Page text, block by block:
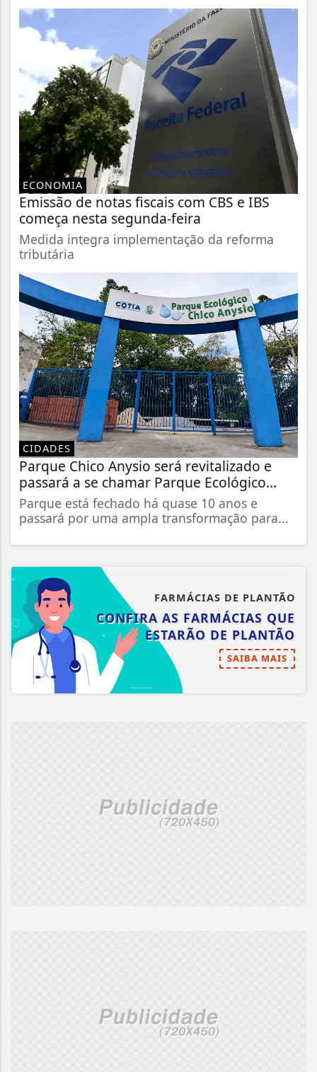
ECONOMIA
Emissão de notas fiscais com CBS e IBS
começa nesta segunda-feira
Medida integra implementação da reforma
tributária
CIDADES
Parque Chico Anysio será revitalizado e
passará a se chamar Parque Ecológico...
Parque está fechado há quase 10 anos e
passará por uma ampla transformação para...
FARMÁCIAS DE PLANTÃO
CONFIRA AS FARMÁCIAS QUE
ESTARÃO DE PLANTÃO
SAIBA MAIS